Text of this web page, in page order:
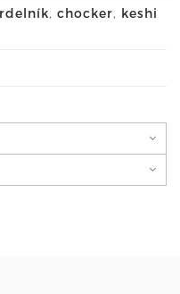
, chocker, keshi